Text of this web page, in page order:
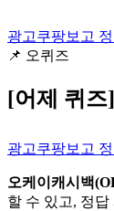
광고쿠팡보고
📌 오퀴즈
[어제 퀴즈]
광고쿠팡보고
오케이캐시백
할 수 있고, 정답